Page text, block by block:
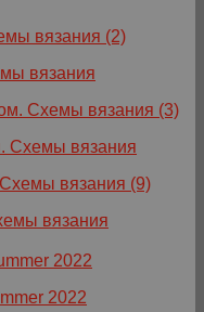
вязания
Схемы вязания
вязания
2022